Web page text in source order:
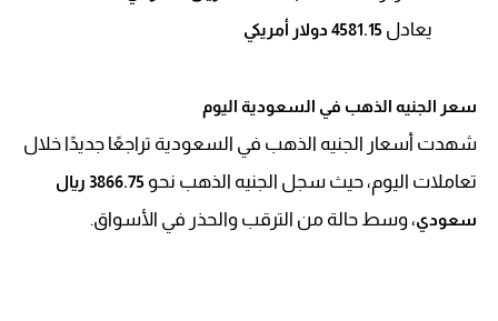
يعادل 4581.15 دولار أمريكي
سعر الجنيه الذهب في السعودية اليوم
شهدت أسعار الجنيه الذهب في السعودية تراجعًا جديدًا خلال
تعاملات اليوم، حيث سجل الجنيه الذهب نحو
3866.75 ريال
سعودي، وسط حالة من الترقب والحذر في الأسواق.